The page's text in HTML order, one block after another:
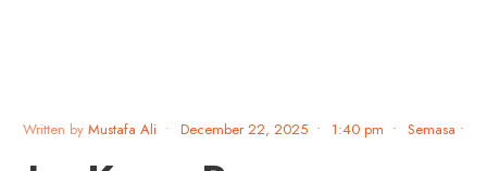
Written by Mustafa Ali • December 22, 2025 • 1:40 pm • Semasa •